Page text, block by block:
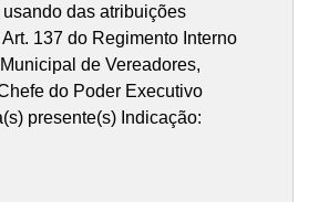
usando das atribuições
137 do Regimento Interno
de Vereadores,
do Poder Executivo
presente(s) Indicação: